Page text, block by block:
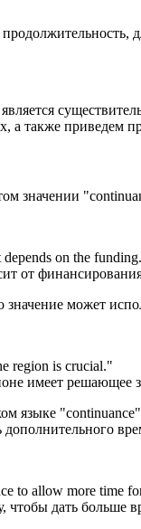
а также приведем
значении
on the funding.
от
значение может
region is crucial."
имеет решающее
языке
to allow more time
чтобы дать больше